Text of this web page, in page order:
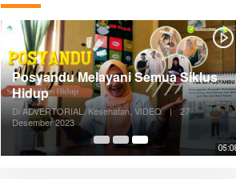
Posyandu Melayani Semua Siklus
Hidup
Di ADVERTORIAL, Kesehatan, VIDEO |
27
Desember 2023